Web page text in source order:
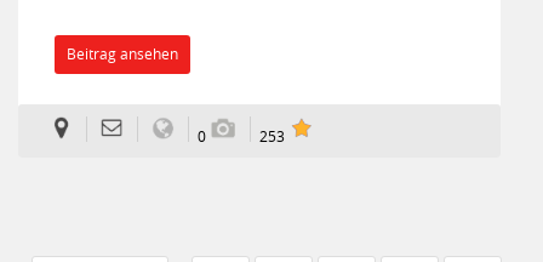
Beitrag ansehen
0 253